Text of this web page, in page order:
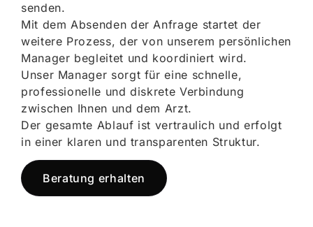
senden.
Mit dem Absenden der Anfrage startet der
weitere Prozess, der von unserem persönlichen
Manager begleitet und koordiniert wird.
Unser Manager sorgt für eine schnelle,
professionelle und diskrete Verbindung
zwischen Ihnen und dem Arzt.
Der gesamte Ablauf ist vertraulich und erfolgt
in einer klaren und transparenten Struktur.
Beratung erhalten